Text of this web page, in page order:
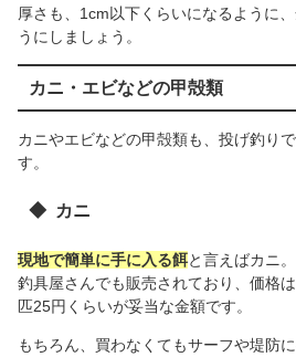
厚さも、1cm以下くらいになるように
うにしましょう。
カニ・エビなどの甲殻類
カニやエビなどの甲殻類も、投げ釣り
す。
カニ
現地で簡単に手に入る餌と言えばカニ。
釣具屋さんでも販売されており、価格
匹25円くらいが妥当な金額です。
もちろん、買わなくてもサーフや堤防